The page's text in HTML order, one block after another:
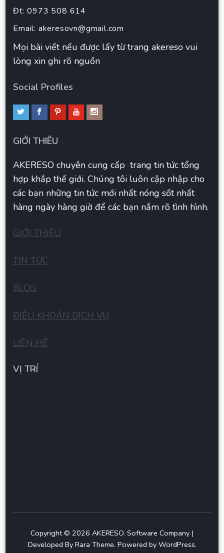
Đt: 0973 508 614
Email: akeresovn@gmail.com
Mọi bài viết nếu được lấy từ trang akereso vui
lòng xin ghi rõ nguồn
Social Profiles
GIỚI THIÊU
AKERESO chuyên cung cấp trang tin tức tổng
hợp khắp thế giới. Chúng tôi luôn cập nhập cho
các bạn những tin tức mới nhất nóng sốt nhất
hàng ngày hàng giờ để các bạn nắm rõ tình hình.
GIỚI THIỆU
TIN TỨC
BLOG
ĐIỀU KHOẢN DỊCH VỤ
LIÊN HÊ
VỊ TRÍ
Copyright © 2026 AKERESO. Software Company |
Developed By Rara Theme. Powered by WordPress.